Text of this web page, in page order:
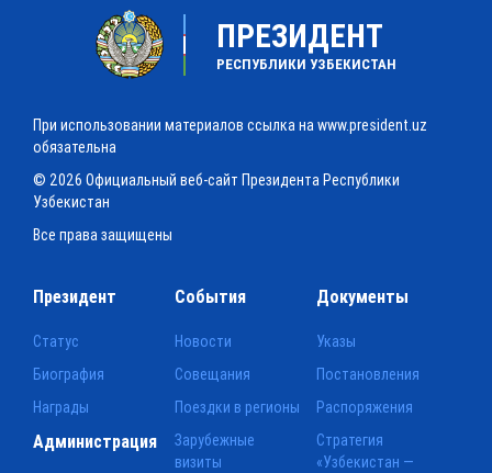
ПРЕЗИДЕНТ
РЕСПУБЛИКИ УЗБЕКИСТАН
При использовании материалов ссылка на www.president.uz
обязательна
© 2026 Официальный веб-сайт Президента Республики
Узбекистан
Все права защищены
Президент
Статус
Биография
Награды
События
Новости
Совещания
Поездки в регионы
Зарубежные
визиты
Документы
Указы
Постановления
Распоряжения
Стратегия
«Узбекистан —
Администрация